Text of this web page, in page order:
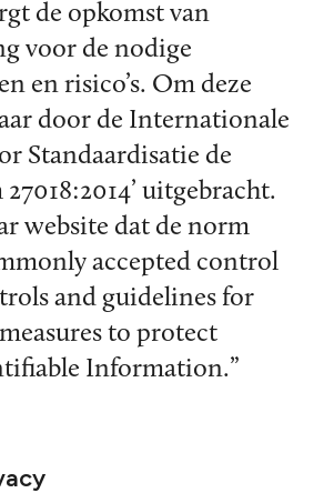
de opkomst van
voor de nodige
en risico’s. Om deze
door de Internationale
Standaardisatie de
uitgebracht.
website dat de norm
accepted control
and guidelines for
to protect
Information.”